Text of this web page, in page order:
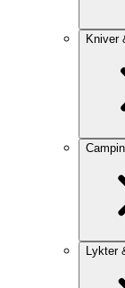
Kniver
Lykter